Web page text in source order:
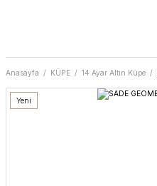
Anasayfa KÜPE 14 Ayar Altın Küpe
Yeni